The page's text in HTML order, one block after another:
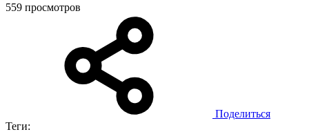
559 просмотров
Поделиться
Теги: